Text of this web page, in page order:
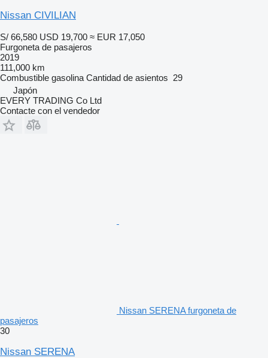
Nissan CIVILIAN
S/ 66,580 USD 19,700 ≈ EUR 17,050
Furgoneta de pasajeros
2019
111,000 km
Combustible gasolina Cantidad de asientos 29
Japón
EVERY TRADING Co Ltd
Contacte con el vendedor
Nissan SERENA furgoneta de
pasajeros
30
Nissan SERENA